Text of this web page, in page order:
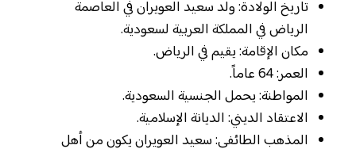
تاريخ الولادة: ولد سعيد العويران في العاصمة
الرياض في المملكة العربية لسعودية.
مكان الإقامة: يقيم في الرياض.
العمر: 64 عاماً.
المواطنة: يحمل الجنسية السعودية.
الاعتقاد الديني: الديانة الإسلامية.
المذهب الطائفي: سعيد العويران يكون من أهل